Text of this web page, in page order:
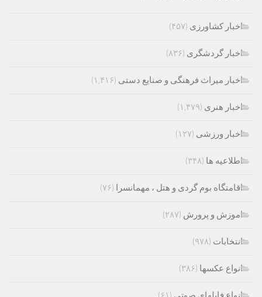
اخبار کشاورزی (۴۵۷)
اخبار گردشگری (۸۳۶)
اخبار میراث فرهنگی و صنایع دستی (۱,۴۱۶)
اخبار هنری (۱,۴۷۹)
اخبار ورزشی (۱۲۷)
اطلاعیه ها (۳۴۸)
اقامتگاه بوم گردی و هتل ، مهمانسرا (۷۶)
اموزش و پرورش (۲۸۷)
انتخابات (۹۷۸)
انواع عکسها (۳۸۶)